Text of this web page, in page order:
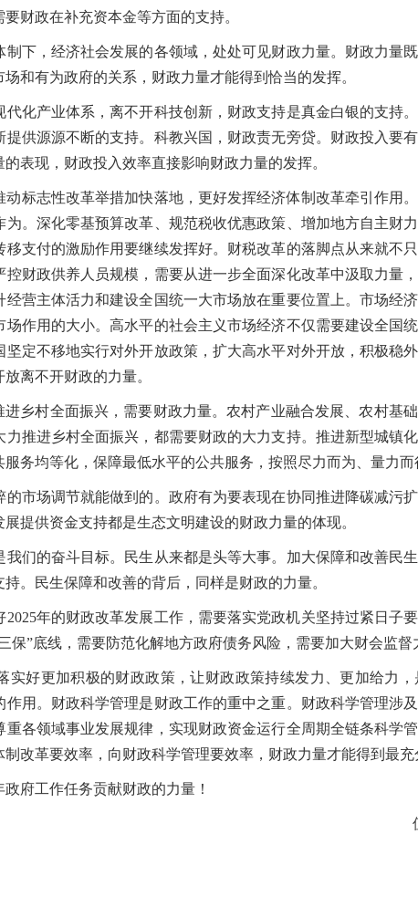
财政在补充资本金等方面的支持。
，经济社会发展的各领域，处处可见财政力量。财政力量
和有为政府的关系，财政力量才能得到恰当的发挥。
产业体系，离不开科技创新，财政支持是真金白银的支持。
供源源不断的支持。科教兴国，财政责无旁贷。财政投入要
表现，财政投入效率直接影响财政力量的发挥。
标志性改革举措加快落地，更好发挥经济体制改革牵引作用
。深化零基预算改革、规范税收优惠政策、增加地方自主财
支付的激励作用要继续发挥好。财税改革的落脚点从来就不
财政供养人员规模，需要从进一步全面深化改革中汲取力量
营主体活力和建设全国统一大市场放在重要位置上。市场经
作用的大小。高水平的社会主义市场经济不仅需要建设全国
定不移地实行对外开放政策，扩大高水平对外开放，积极稳
离不开财政的力量。
村全面振兴，需要财政力量。农村产业融合发展、农村基
推进乡村全面振兴，都需要财政的大力支持。推进新型城镇
务均等化，保障最低水平的公共服务，按照尽力而为、量力而
场调节就能做到的。政府有为要表现在协同推进降碳减污
提供资金支持都是生态文明建设的财政力量的体现。
的奋斗目标。民生从来都是头等大事。加大保障和改善民
。民生保障和改善的背后，同样是财政的力量。
年的财政改革发展工作，需要落实党政机关坚持过紧日子
保”底线，需要防范化解地方政府债务风险，需要加大财会监督
好更加积极的财政政策，让财政政策持续发力、更加给力，
用。财政科学管理是财政工作的重中之重。财政科学管理涉
各领域事业发展规律，实现财政资金运行全周期全链条科学
改革要效率，向财政科学管理要效率，财政力量才能得到最充
工作任务贡献财政的力量！